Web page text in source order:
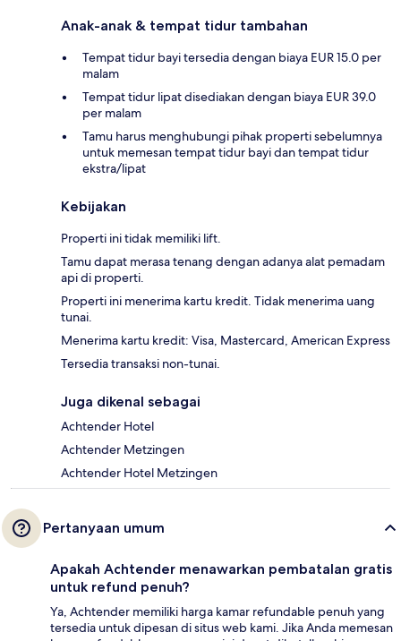
Anak-anak & tempat tidur tambahan
Tempat tidur bayi tersedia dengan biaya EUR 15.0 per
malam
Tempat tidur lipat disediakan dengan biaya EUR 39.0
per malam
Tamu harus menghubungi pihak properti sebelumnya
untuk memesan tempat tidur bayi dan tempat tidur
ekstra/lipat
Kebijakan
Properti ini tidak memiliki lift.
Tamu dapat merasa tenang dengan adanya alat pemadam
api di properti.
Properti ini menerima kartu kredit. Tidak menerima uang
tunai.
Menerima kartu kredit: Visa, Mastercard, American Express
Tersedia transaksi non-tunai.
Juga dikenal sebagai
Achtender Hotel
Achtender Metzingen
Achtender Hotel Metzingen
Pertanyaan umum
Apakah Achtender menawarkan pembatalan gratis
untuk refund penuh?
Ya, Achtender memiliki harga kamar refundable penuh yang
tersedia untuk dipesan di situs web kami. Jika Anda memesan